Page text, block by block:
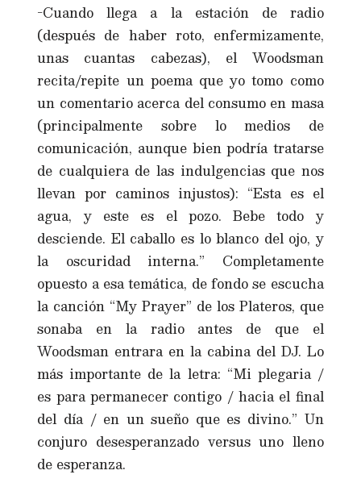
-Cuando llega a la estación de radio
(después de haber roto, enfermizamente,
unas cuantas cabezas), el Woodsman
recita/repite un poema que yo tomo como
un comentario acerca del consumo en masa
(principalmente sobre lo medios de
comunicación, aunque bien podría tratarse
de cualquiera de las indulgencias que nos
llevan por caminos injustos): “Esta es el
agua, y este es el pozo. Bebe todo y
desciende. El caballo es lo blanco del ojo, y
la oscuridad interna.” Completamente
opuesto a esa temática, de fondo se escucha
la canción “My Prayer” de los Plateros, que
sonaba en la radio antes de que el
Woodsman entrara en la cabina del DJ. Lo
más importante de la letra: “Mi plegaria /
es para permanecer contigo / hacia el final
del día / en un sueño que es divino.” Un
conjuro desesperanzado versus uno lleno
de esperanza.